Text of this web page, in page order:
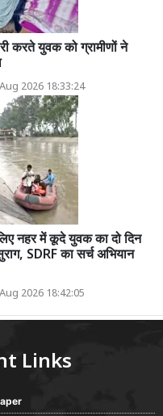
करते युवक को ग्रामीणों ने
2026 18:33:24
नहर में कूदे युवक का दो दिन
SDRF का सर्च अभियान
2026 18:42:05
Links